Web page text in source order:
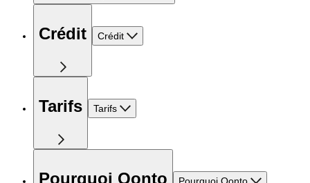
Crédit Crédit
Tarifs Tarifs
Pourquoi Qonto